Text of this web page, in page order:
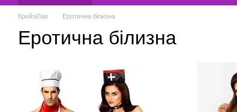
Контакти
КрейзіЛав Еротична білизна
Еротична білизна